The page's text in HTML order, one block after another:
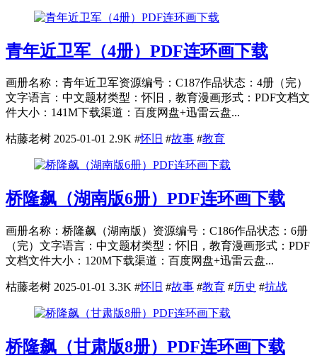
青年近卫军（4册）PDF连环画下载
画册名称：青年近卫军资源编号：C187作品状态：4册（完）
文字语言：中文题材类型：怀旧，教育漫画形式：PDF文档文
件大小：141M下载渠道：百度网盘+迅雷云盘...
枯藤老树 2025-01-01 2.9K #怀旧 #故事 #教育
桥隆飙（湖南版6册）PDF连环画下载
画册名称：桥隆飙（湖南版）资源编号：C186作品状态：6册
（完）文字语言：中文题材类型：怀旧，教育漫画形式：PDF
文档文件大小：120M下载渠道：百度网盘+迅雷云盘...
枯藤老树 2025-01-01 3.3K #怀旧 #故事 #教育 #历史 #抗战
桥隆飙（甘肃版8册）PDF连环画下载